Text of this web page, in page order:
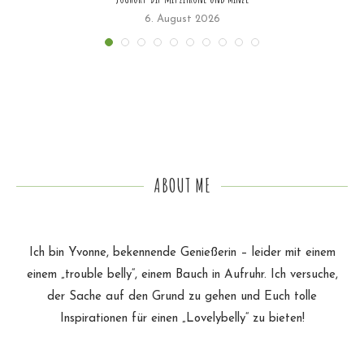
6. August 2026
ABOUT ME
Ich bin Yvonne, bekennende Genießerin – leider mit einem
einem „trouble belly“, einem Bauch in Aufruhr. Ich versuche,
der Sache auf den Grund zu gehen und Euch tolle
Inspirationen für einen „Lovelybelly“ zu bieten!